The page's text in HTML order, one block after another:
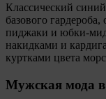
Классический
базового
пиджаки и юбки-
накидками и
куртками цвета
Мужская мода в